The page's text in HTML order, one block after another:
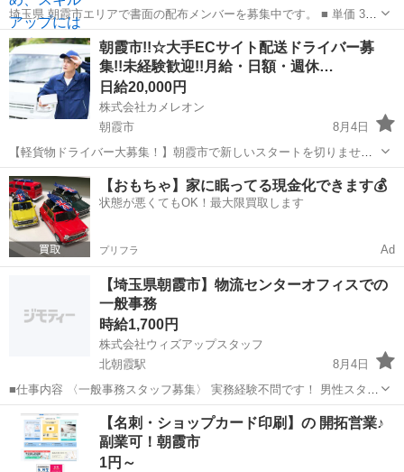
埼玉県 朝霞市エリアで書面の配布メンバーを募集中です。 ■ 単価 3
円〜10円（エリアにより異なります） 月末締め翌々月末・指定口座へ
振込 ■ お仕事内容 マンション・共同住宅の郵便受けへご案内のお手紙
を投...
埼玉 朝霞市 ポスティング 合同会社
朝霞市!!☆大手ECサイト配送ドライバー募
集!!未経験歓迎!!月給・日額・週休…
日給20,000円
株式会社カメレオン
朝霞市
8月4日
【軽貨物ドライバー大募集！】朝霞市で新しいスタートを切りません
か？✨ 「普通免許」があれば、未経験でも月給でしっかり稼げます！
大手ECサイトの配送なので【仕事量安定】◎。積み込みから配達ま
で、スマホ操作でスムーズに進め...
埼玉 朝霞市 ドライバー 積み込み
【おもちゃ】家に眠ってる現金化できます💰
状態が悪くてもOK！最大限買取します
プリフラ Ad
【埼玉県朝霞市】物流センターオフィスでの
一般事務
時給1,700円
株式会社ウィズアップスタッフ
北朝霞駅
8月4日
■仕事内容 〈一般事務スタッフ募集〉 実務経験不問です！ 男性スタッ
フ活躍中！ 簡単なパソコン入力ができればOK (^^) 【物流センターオ
フィスでの一般事務】 物流センターにあるオフィスで トラックの受
付...
埼玉 朝霞市 北朝霞駅 事務 スタッフ
【名刺・ショップカード印刷】の 開拓営業♪
副業可！朝霞市
1円～